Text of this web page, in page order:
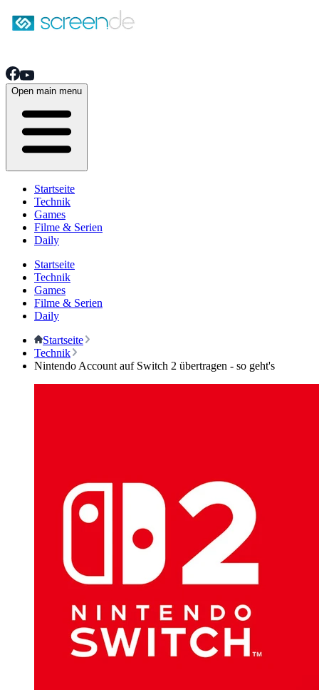
Open main menu
Startseite
Technik
Games
Filme & Serien
Daily
Startseite
Technik
Games
Filme & Serien
Daily
Startseite
Technik
Nintendo Account auf Switch 2 übertragen - so geht's